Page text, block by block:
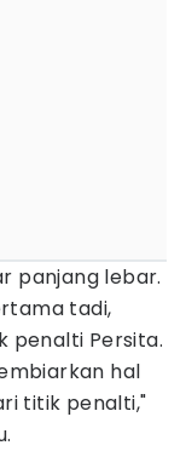
panjang lebar.
tadi,
penalti Persita.
hal
titik penalti,"